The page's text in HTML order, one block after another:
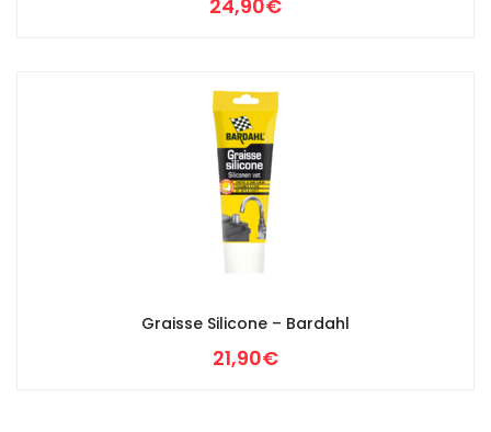
24,90€
Graisse Silicone – Bardahl
21,90€